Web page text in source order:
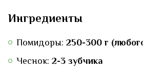
Ингредиенты
Помидоры: 250-300 г
Чеснок: 2-3 зубчика